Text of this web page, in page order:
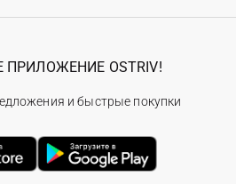
ПРИЛОЖЕНИЕ OSTRIV!
и быстрые покупки